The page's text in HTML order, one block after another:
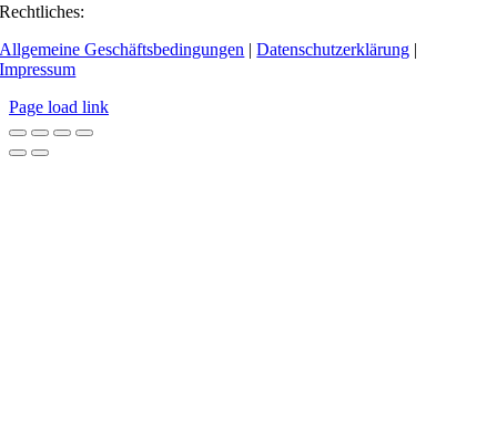
Rechtliches:
Allgemeine Geschäftsbedingungen |Datenschutzerklärung |
Impressum
Page load link